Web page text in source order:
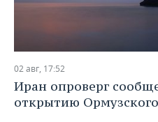
02 авг, 17:52
Иран опроверг
открытию